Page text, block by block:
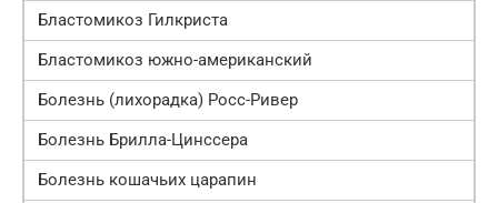
Бластомикоз Гилкриста
Бластомикоз южно-американский
Болезнь (лихорадка) Росс-Ривер
Болезнь Брилла-Цинссера
Болезнь кошачьих царапин